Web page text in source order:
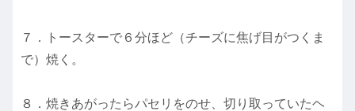
７．トースターで６分ほど（チーズに焦げ目がつくま
で）焼く。
８．焼きあがったらパセリをのせ、切り取っていたヘ